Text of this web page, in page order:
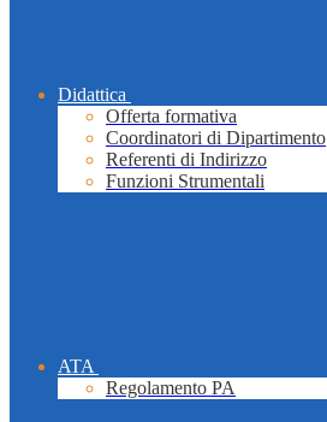
Didattica
Offerta formativa
Coordinatori di Dipartimento
Referenti di Indirizzo
Funzioni Strumentali
ATA
Regolamento PA